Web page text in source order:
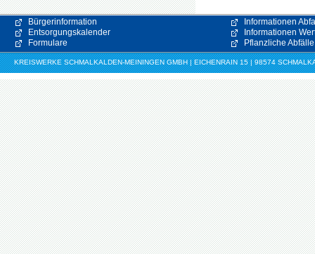
Bürgerinformation
Entsorgungskalender
Formulare
Informationen
Informationen
Pflanzliche Abfälle
KREISWERKE SCHMALKALDEN-MEININGEN GMBH | EICHENRAIN 15 | 98574